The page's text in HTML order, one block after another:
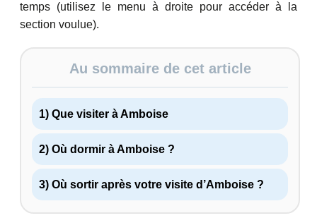
temps (utilisez le menu à droite pour accéder à la
section voulue).
Au sommaire de cet article
1) Que visiter à Amboise
2) Où dormir à Amboise ?
3) Où sortir après votre visite d’Amboise ?